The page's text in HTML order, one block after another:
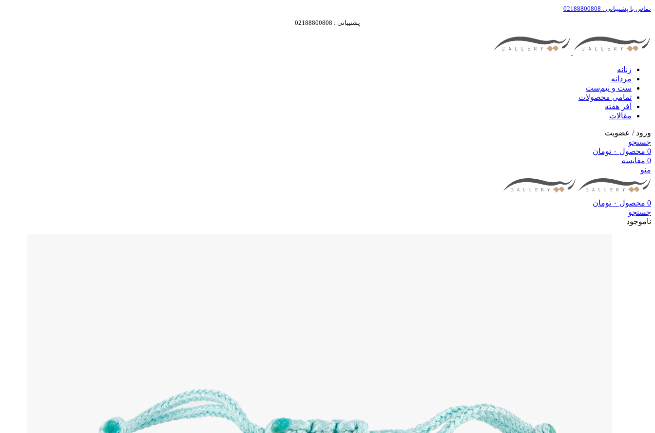
تماس با پشتیبانی : 02188800808
پشتیبانی : 02188800808
زنانه
مردانه
ست‌ و نیم‌ست
تمامی محصولات
آفر هفته
مقالات
ورود / عضویت
جستجو
0 محصول ۰ تومان
0 مقایسه
منو
0 محصول ۰ تومان
جستجو
ناموجود